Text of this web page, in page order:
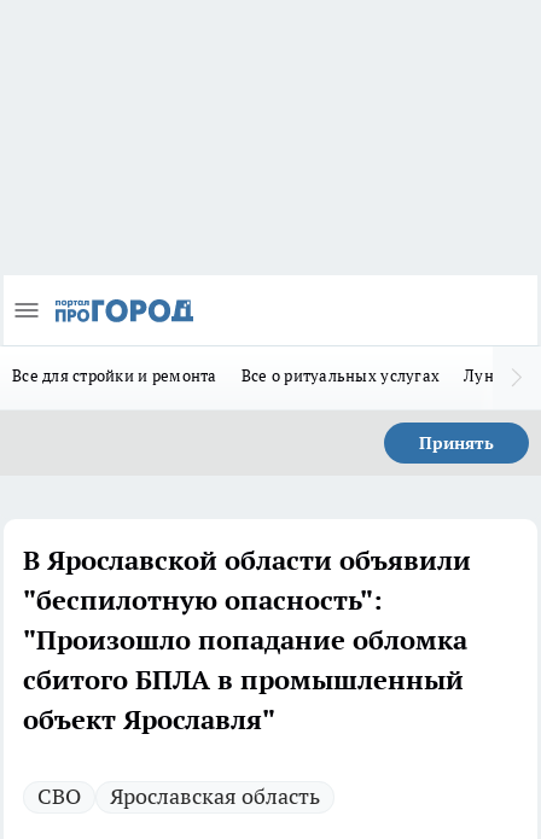
Все для стройки и ремонта Все о ритуальных услугах Лунно-
Принять
В Ярославской области объявили
"беспилотную опасность":
"Произошло попадание обломка
сбитого БПЛА в промышленный
объект Ярославля"
СВО Ярославская область